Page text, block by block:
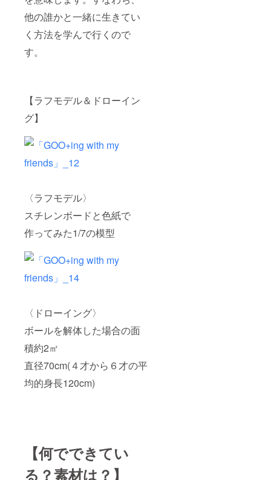
他の誰かと一緒に生きてい
く方法を学んで行くので
す。
【ラフモデル＆ドローイン
グ】
〈ラフモデル〉
スチレンボードと色紙で
作ってみた1/7の模型
〈ドローイング〉
ボールを解体した場合の面
積約2㎡
直径70cm(４才から６才の平
均的身長120cm)
【何でできてい
る？素材は？】